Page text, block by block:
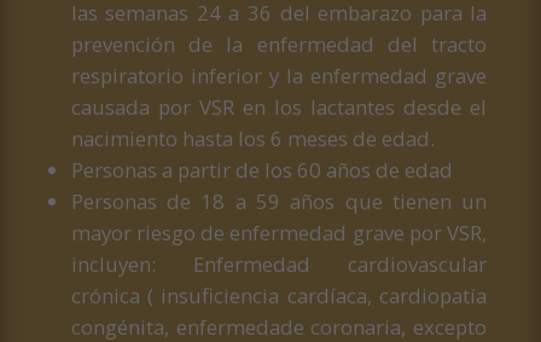
las semanas 24 a 36 del embarazo para la
prevención de la enfermedad del tracto
respiratorio inferior y la enfermedad grave
causada por VSR en los lactantes desde el
nacimiento hasta los 6 meses de edad.
Personas a partir de los 60 años de edad
Personas de 18 a 59 años que tienen un
mayor riesgo de enfermedad grave por VSR,
incluyen: Enfermedad cardiovascular
crónica ( insuficiencia cardíaca, cardiopatía
congénita, enfermedade coronaria, excepto